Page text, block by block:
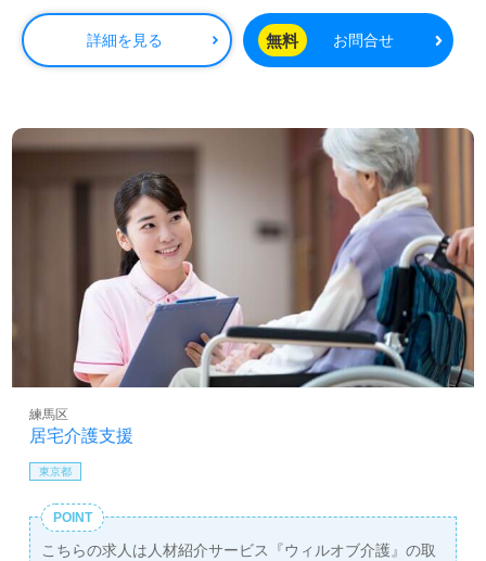
勤手当】月上限20,000 円
詳細を見る 無料 お問合せ
居宅介護支援
練馬区
東京都
POINT
こちらの求人は人材紹介サービス『ウィルオブ介護』の取